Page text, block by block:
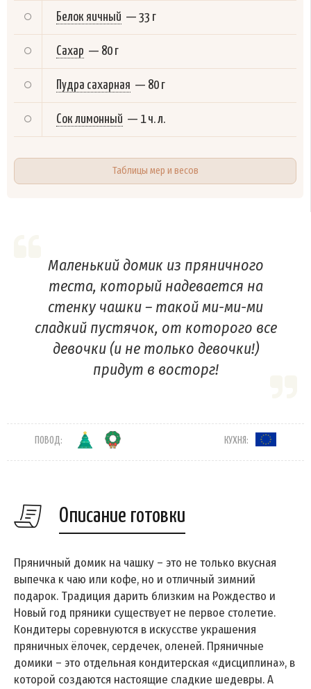
Белок яичный — 33 г
Сахар — 80 г
Пудра сахарная — 80 г
Сок лимонный — 1 ч. л.
Таблицы мер и весов
Маленький домик из пряничного
теста, который надевается на
стенку чашки – такой ми-ми-ми
сладкий пустячок, от которого все
девочки (и не только девочки!)
придут в восторг!
ПОВОД: КУХНЯ:
Описание готовки
Пряничный домик на чашку – это не только вкусная
выпечка к чаю или кофе, но и отличный зимний
подарок. Традиция дарить близким на Рождество и
Новый год пряники существует не первое столетие.
Кондитеры соревнуются в искусстве украшения
пряничных ёлочек, сердечек, оленей. Пряничные
домики – это отдельная кондитерская «дисциплина», в
которой создаются настоящие сладкие шедевры. А